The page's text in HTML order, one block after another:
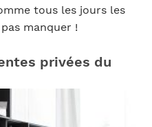
tous les jours les
manquer !
privées du